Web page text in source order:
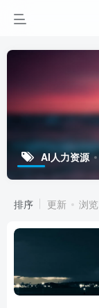
AI人力资源
排序 更新 浏览